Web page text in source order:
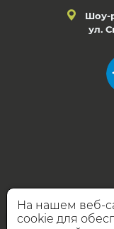
Шоу-
ул.
На нашем веб-
cookie для